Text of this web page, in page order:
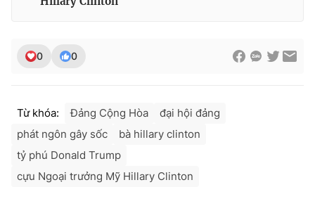
Cơ quan chủ quản:
cấp ngày 29/12/2023
Tổng Biên tập:Vũ Thanh Thủy
Phó Tổng Biên tập:Nguyễn Thị Mỹ Hạnh, Phạm Quốc Thắng,
Tổng đài VTV:
024.38 355 931 - 024.38 355 932
0 0
Từ khóa: Đảng Cộng Hòa
đại hội đảng
phát ngôn gây sốc
bà hillary clinton
tỷ phú Donald Trump
cựu Ngoại trưởng Mỹ Hillary Clinton